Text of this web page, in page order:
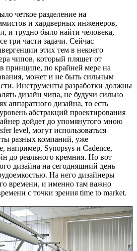
четкое разделение на
и хардверных инженеров,
и трудно было найти человека,
три части задачи. Сейчас
этих тем в некоего
чипов, который пляшет от
принципе, по крайней мере на
может и не быть сильным
Инструменты разработки должны
дизайн чипа, не будучи сильно
аппаратного дизайна, то есть
абстракций проектирования
дойдет до упомянутого мною
level, могут использоваться
разных компаний, уже
например, Synopsys и Cadence,
до реального кремния. Но вот
дизайна на сегодняшний день
На него дизайнеры
времени, и именно там важно
с точки зрения time to market.